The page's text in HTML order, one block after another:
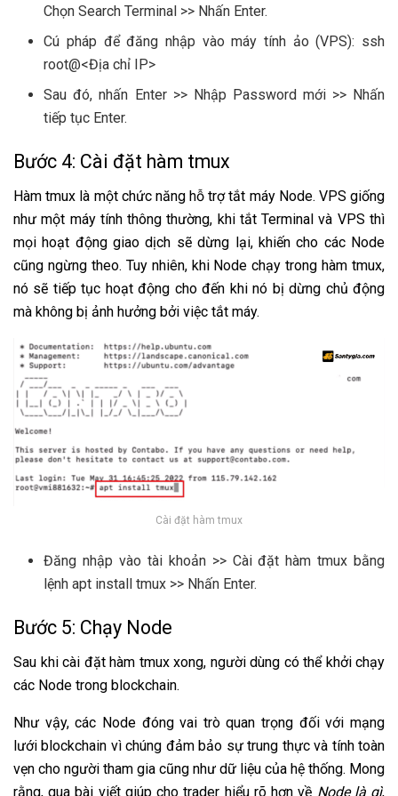
Chọn Search Terminal >> Nhấn Enter.
Cú pháp để đăng nhập vào máy tính ảo (VPS): ssh
root@<Địa chỉ IP>
Sau đó, nhấn Enter >> Nhập Password mới >> Nhấn
tiếp tục Enter.
Bước 4: Cài đặt hàm tmux
Hàm tmux là một chức năng hỗ trợ tắt máy Node. VPS giống
như một máy tính thông thường, khi tắt Terminal và VPS thì
mọi hoạt động giao dịch sẽ dừng lại, khiến cho các Node
cũng ngừng theo. Tuy nhiên, khi Node chạy trong hàm tmux,
nó sẽ tiếp tục hoạt động cho đến khi nó bị dừng chủ động
mà không bị ảnh hưởng bởi việc tắt máy.
Cài đặt hàm tmux
Đăng nhập vào tài khoản >> Cài đặt hàm tmux bằng
lệnh apt install tmux >> Nhấn Enter.
Bước 5: Chạy Node
Sau khi cài đặt hàm tmux xong, người dùng có thể khởi chạy
các Node trong blockchain.
Như vậy, các Node đóng vai trò quan trọng đối với mạng
lưới blockchain vì chúng đảm bảo sự trung thực và tính toàn
vẹn cho người tham gia cũng như dữ liệu của hệ thống. Mong
rằng, qua bài viết giúp cho trader hiểu rõ hơn về Node là gì,